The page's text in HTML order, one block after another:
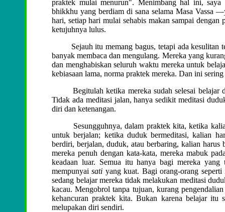
praktek mulai menurun". Menimbang hal ini, saya
bhikkhu yang berdiam di sana selama Masa Vassa
hari, setiap hari mulai sehabis makan sampai
ketujuhnya lulus.
Sejauh itu memang bagus, tetapi ada kesulitan
banyak membaca dan mengulang. Mereka yang
dan menghabiskan seluruh waktu mereka untuk
kebiasaan lama, norma praktek mereka. Dan ini
Begitulah ketika mereka sudah selesai belajar
Tidak ada meditasi jalan, hanya sedikit meditasi
diri dan ketenangan.
Sesungguhnya, dalam praktek kita, ketika kalian
untuk berjalan; ketika duduk bermeditasi, kalian
berdiri, berjalan, duduk, atau berbaring, kalian
mereka penuh dengan kata-kata, mereka mabuk
keadaan luar. Semua itu hanya bagi mereka
mempunyaisati yang kuat. Bagi orang-orang
sedang belajar mereka tidak melakukan meditasi
kacau. Mengobrol tanpa tujuan, kurang
kehancuran praktek kita. Bukan karena belajar itu
melupakan diri sendiri.